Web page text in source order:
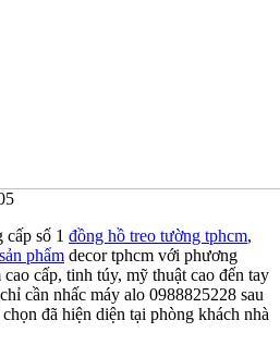
cấp số 1 đồng hồ treo tường tphcm,
sản phẩm decor tphcm với phương
cấp, tinh túy, mỹ thuật cao đến tay
cần nhấc máy alo 0988825228 sau
đã hiện diện tại phòng khách nhà